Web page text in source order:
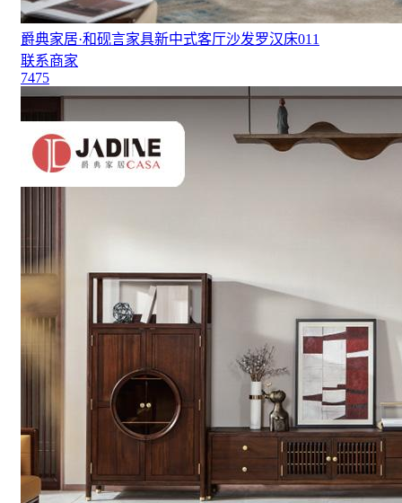
爵典家居·和砚言家具新中式客厅沙发罗汉床011
联系商家
7475